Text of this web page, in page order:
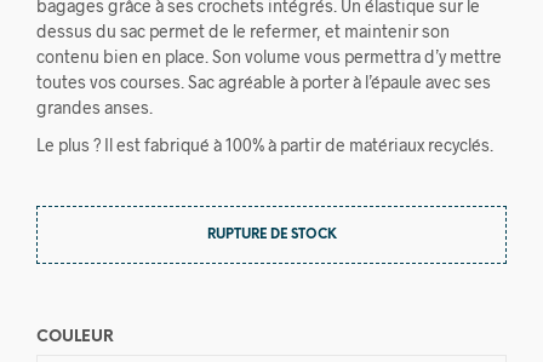
bagages grâce à ses crochets intégrés. Un élastique sur le
dessus du sac permet de le refermer, et maintenir son
contenu bien en place. Son volume vous permettra d’y mettre
toutes vos courses. Sac agréable à porter à l’épaule avec ses
grandes anses.
Le plus ? Il est fabriqué à 100% à partir de matériaux recyclés.
RUPTURE DE STOCK
COULEUR